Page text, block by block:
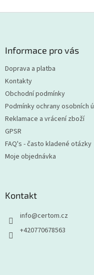
Informace pro vás
Doprava a platba
Kontakty
Obchodní podmínky
Podmínky ochrany osobních
Reklamace a vrácení zboží
GPSR
FAQ's - často kladené otázky
Moje objednávka
Kontakt
info@certom.cz
+420770678563